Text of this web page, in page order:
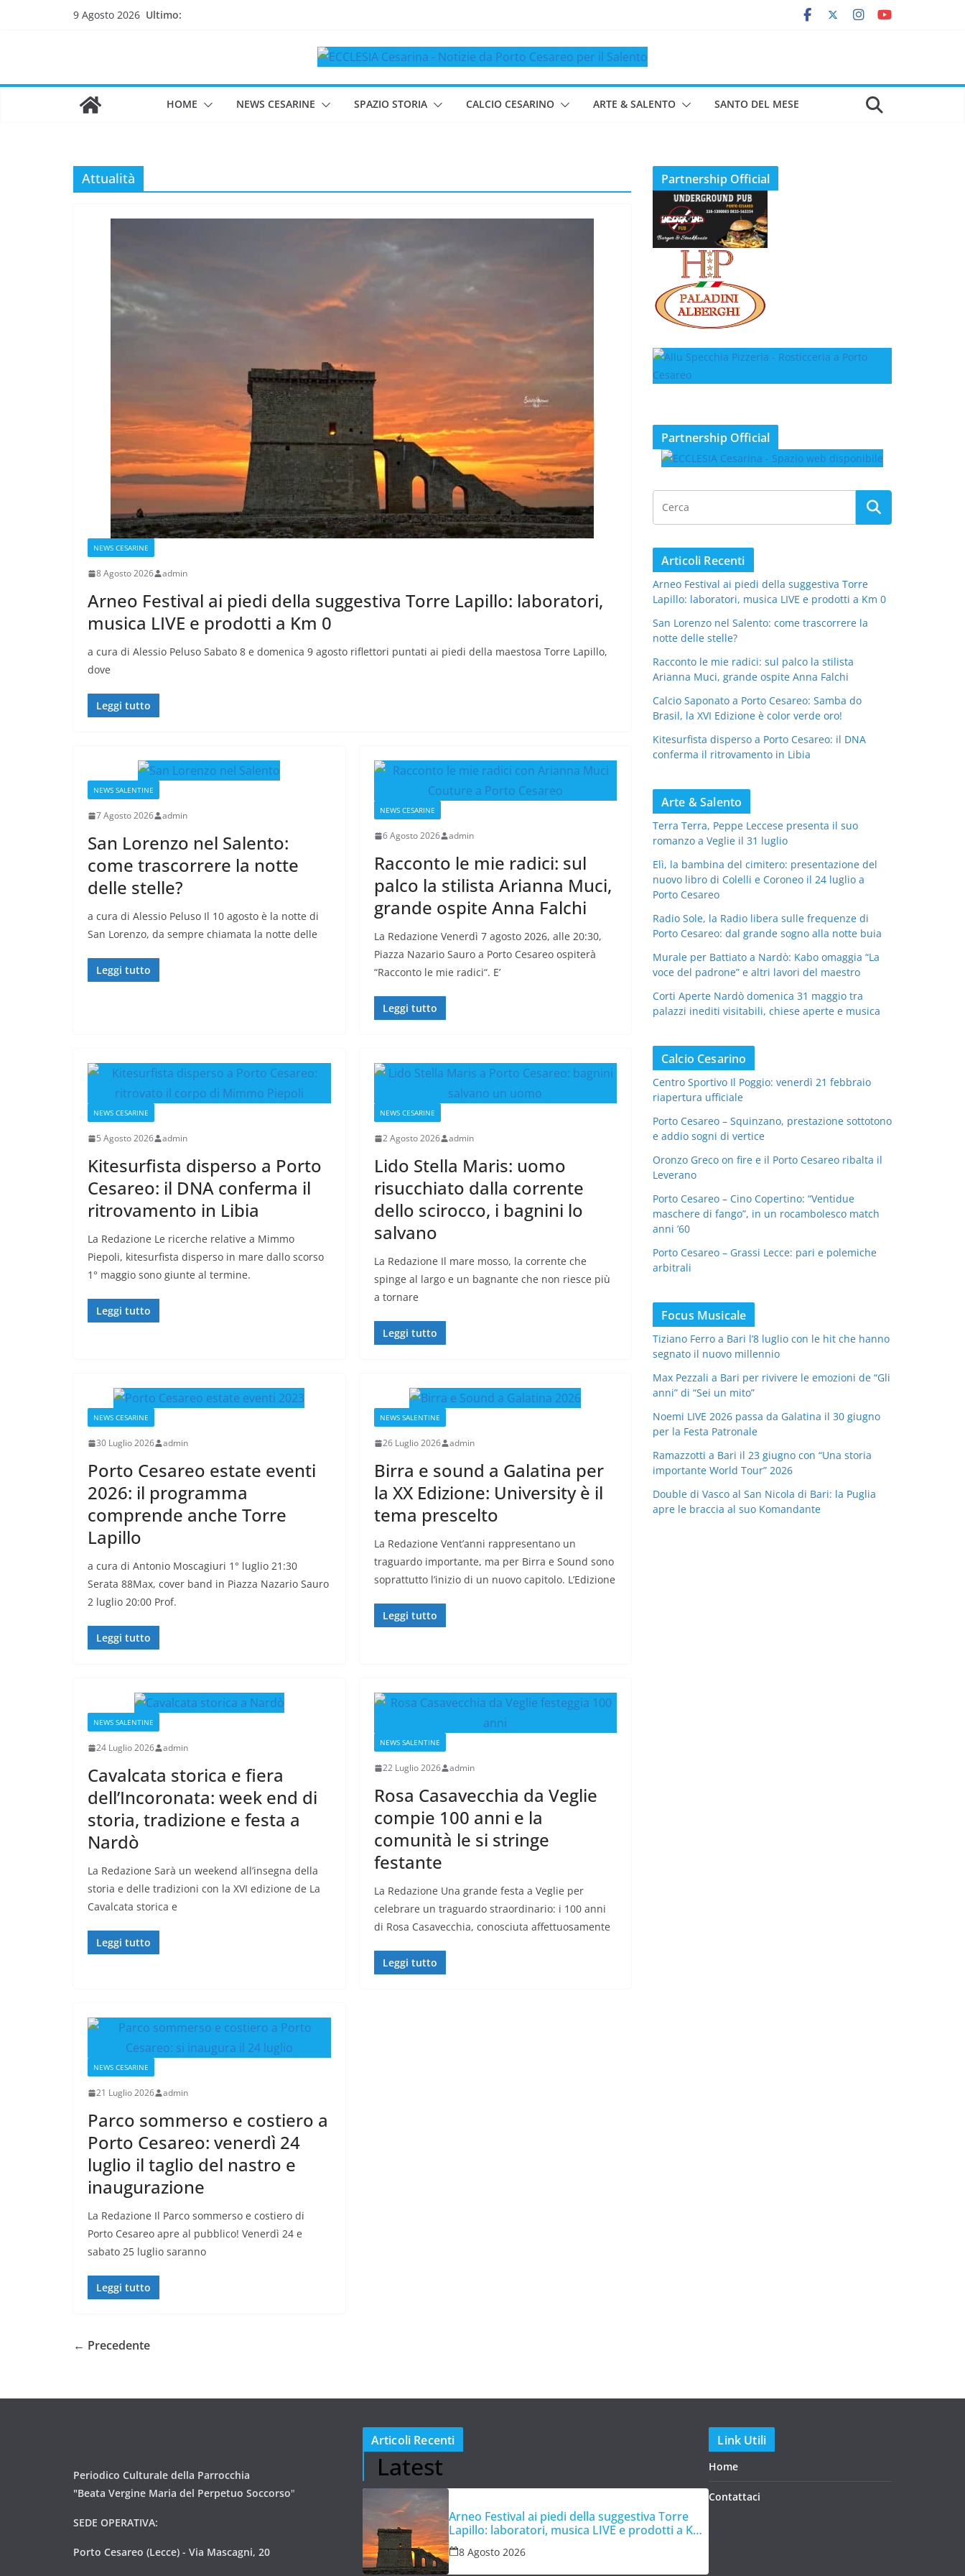
9 Agosto 2026 Ultimo:
HOME NEWS CESARINE SPAZIO STORIA CALCIO CESARINO ARTE & SALENTO SANTO DEL MESE
Attualità
NEWS CESARINE
8 Agosto 2026 admin
Arneo Festival ai piedi della suggestiva Torre Lapillo: laboratori,
musica LIVE e prodotti a Km 0
a cura di Alessio Peluso Sabato 8 e domenica 9 agosto riflettori puntati ai piedi della maestosa Torre Lapillo,
dove
Leggi tutto
NEWS SALENTINE
7 Agosto 2026 admin
San Lorenzo nel Salento:
come trascorrere la notte
delle stelle?
a cura di Alessio Peluso Il 10 agosto è la notte di
San Lorenzo, da sempre chiamata la notte delle
Leggi tutto
NEWS CESARINE
6 Agosto 2026 admin
Racconto le mie radici: sul
palco la stilista Arianna Muci,
grande ospite Anna Falchi
La Redazione Venerdì 7 agosto 2026, alle 20:30,
Piazza Nazario Sauro a Porto Cesareo ospiterà
“Racconto le mie radici“. E’
Leggi tutto
NEWS CESARINE
5 Agosto 2026 admin
Kitesurfista disperso a Porto
Cesareo: il DNA conferma il
ritrovamento in Libia
La Redazione Le ricerche relative a Mimmo
Piepoli, kitesurfista disperso in mare dallo scorso
1° maggio sono giunte al termine.
Leggi tutto
NEWS CESARINE
2 Agosto 2026 admin
Lido Stella Maris: uomo
risucchiato dalla corrente
dello scirocco, i bagnini lo
salvano
La Redazione Il mare mosso, la corrente che
spinge al largo e un bagnante che non riesce più
a tornare
Leggi tutto
NEWS CESARINE
30 Luglio 2026 admin
Porto Cesareo estate eventi
2026: il programma
comprende anche Torre
Lapillo
a cura di Antonio Moscagiuri 1° luglio 21:30
Serata 88Max, cover band in Piazza Nazario Sauro
2 luglio 20:00 Prof.
Leggi tutto
NEWS SALENTINE
26 Luglio 2026 admin
Birra e sound a Galatina per
la XX Edizione: University è il
tema prescelto
La Redazione Vent’anni rappresentano un
traguardo importante, ma per Birra e Sound sono
soprattutto l’inizio di un nuovo capitolo. L’Edizione
Leggi tutto
NEWS SALENTINE
24 Luglio 2026 admin
Cavalcata storica e fiera
dell’Incoronata: week end di
storia, tradizione e festa a
Nardò
La Redazione Sarà un weekend all’insegna della
storia e delle tradizioni con la XVI edizione de La
Cavalcata storica e
Leggi tutto
NEWS SALENTINE
22 Luglio 2026 admin
Rosa Casavecchia da Veglie
compie 100 anni e la
comunità le si stringe
festante
La Redazione Una grande festa a Veglie per
celebrare un traguardo straordinario: i 100 anni
di Rosa Casavecchia, conosciuta affettuosamente
Leggi tutto
NEWS CESARINE
21 Luglio 2026 admin
Parco sommerso e costiero a
Porto Cesareo: venerdì 24
luglio il taglio del nastro e
inaugurazione
La Redazione Il Parco sommerso e costiero di
Porto Cesareo apre al pubblico! Venerdì 24 e
sabato 25 luglio saranno
Leggi tutto
← Precedente
Partnership Official
Partnership Official
Articoli Recenti
Arneo Festival ai piedi della suggestiva Torre
Lapillo: laboratori, musica LIVE e prodotti a Km 0
San Lorenzo nel Salento: come trascorrere la
notte delle stelle?
Racconto le mie radici: sul palco la stilista
Arianna Muci, grande ospite Anna Falchi
Calcio Saponato a Porto Cesareo: Samba do
Brasil, la XVI Edizione è color verde oro!
Kitesurfista disperso a Porto Cesareo: il DNA
conferma il ritrovamento in Libia
Arte & Salento
Terra Terra, Peppe Leccese presenta il suo
romanzo a Veglie il 31 luglio
Elì, la bambina del cimitero: presentazione del
nuovo libro di Colelli e Coroneo il 24 luglio a
Porto Cesareo
Radio Sole, la Radio libera sulle frequenze di
Porto Cesareo: dal grande sogno alla notte buia
Murale per Battiato a Nardò: Kabo omaggia “La
voce del padrone” e altri lavori del maestro
Corti Aperte Nardò domenica 31 maggio tra
palazzi inediti visitabili, chiese aperte e musica
Calcio Cesarino
Centro Sportivo Il Poggio: venerdì 21 febbraio
riapertura ufficiale
Porto Cesareo – Squinzano, prestazione sottotono
e addio sogni di vertice
Oronzo Greco on fire e il Porto Cesareo ribalta il
Leverano
Porto Cesareo – Cino Copertino: “Ventidue
maschere di fango”, in un rocambolesco match
anni ’60
Porto Cesareo – Grassi Lecce: pari e polemiche
arbitrali
Focus Musicale
Tiziano Ferro a Bari l’8 luglio con le hit che hanno
segnato il nuovo millennio
Max Pezzali a Bari per rivivere le emozioni de “Gli
anni” di “Sei un mito”
Noemi LIVE 2026 passa da Galatina il 30 giugno
per la Festa Patronale
Ramazzotti a Bari il 23 giugno con “Una storia
importante World Tour” 2026
Double di Vasco al San Nicola di Bari: la Puglia
apre le braccia al suo Komandante
Periodico Culturale della Parrocchia
"Beata Vergine Maria del Perpetuo Soccorso"
SEDE OPERATIVA:
Porto Cesareo (Lecce) - Via Mascagni, 20
Articoli Recenti
Latest
Arneo Festival ai piedi della suggestiva Torre
Lapillo: laboratori, musica LIVE e prodotti a Km
0
8 Agosto 2026
Link Utili
Home
Contattaci